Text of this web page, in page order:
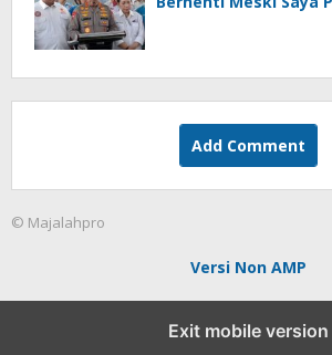
Add Comment
© Majalahpro
Versi Non AMP
Exit mobile version